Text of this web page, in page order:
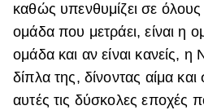
καθώς υπενθυμίζει σε
ομάδα που μετράει, είναι η
ομάδα και αν είναι κανείς, η
δίπλα της, δίνοντας αίμα
αυτές τις δύσκολες εποχές